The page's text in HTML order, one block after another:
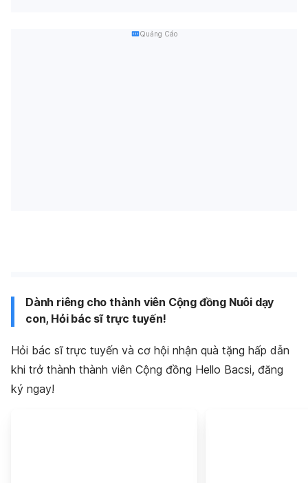
Quảng Cáo
Dành riêng cho thành viên Cộng đồng Nuôi dạy
con, Hỏi bác sĩ trực tuyến!
Hỏi bác sĩ trực tuyến và cơ hội nhận quà tặng hấp dẫn
khi trở thành thành viên Cộng đồng Hello Bacsi, đăng
ký ngay!